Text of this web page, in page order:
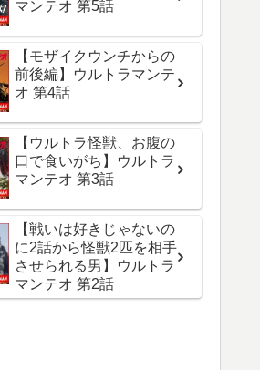
マンテオ 第5話
【モザイクウンチからの
前後編】ウルトラマンテ
オ 第4話
【ウルトラ怪獣、お腹の
口で食いがち】ウルトラ
マンテオ 第3話
【戦いは好きじゃないの
に2話から怪獣2匹を相手
させられる男】ウルトラ
マンテオ 第2話